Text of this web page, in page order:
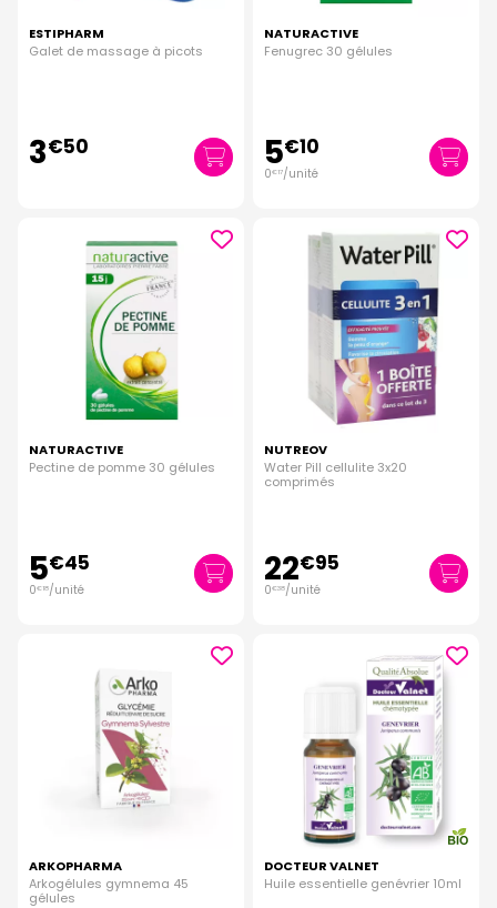
ESTIPHARM
Galet de massage à picots
3€50
NATURACTIVE
Fenugrec 30 gélules
5€10
0€ 17/unité
NATURACTIVE
Pectine de pomme 30 gélules
5€45
0€ 18/unité
NUTREOV
Water Pill cellulite 3x20
comprimés
22€95
0€38/unité
ARKOPHARMA
Arkogélules gymnema 45
gélules
DOCTEUR VALNET
Huile essentielle genévrier 10ml